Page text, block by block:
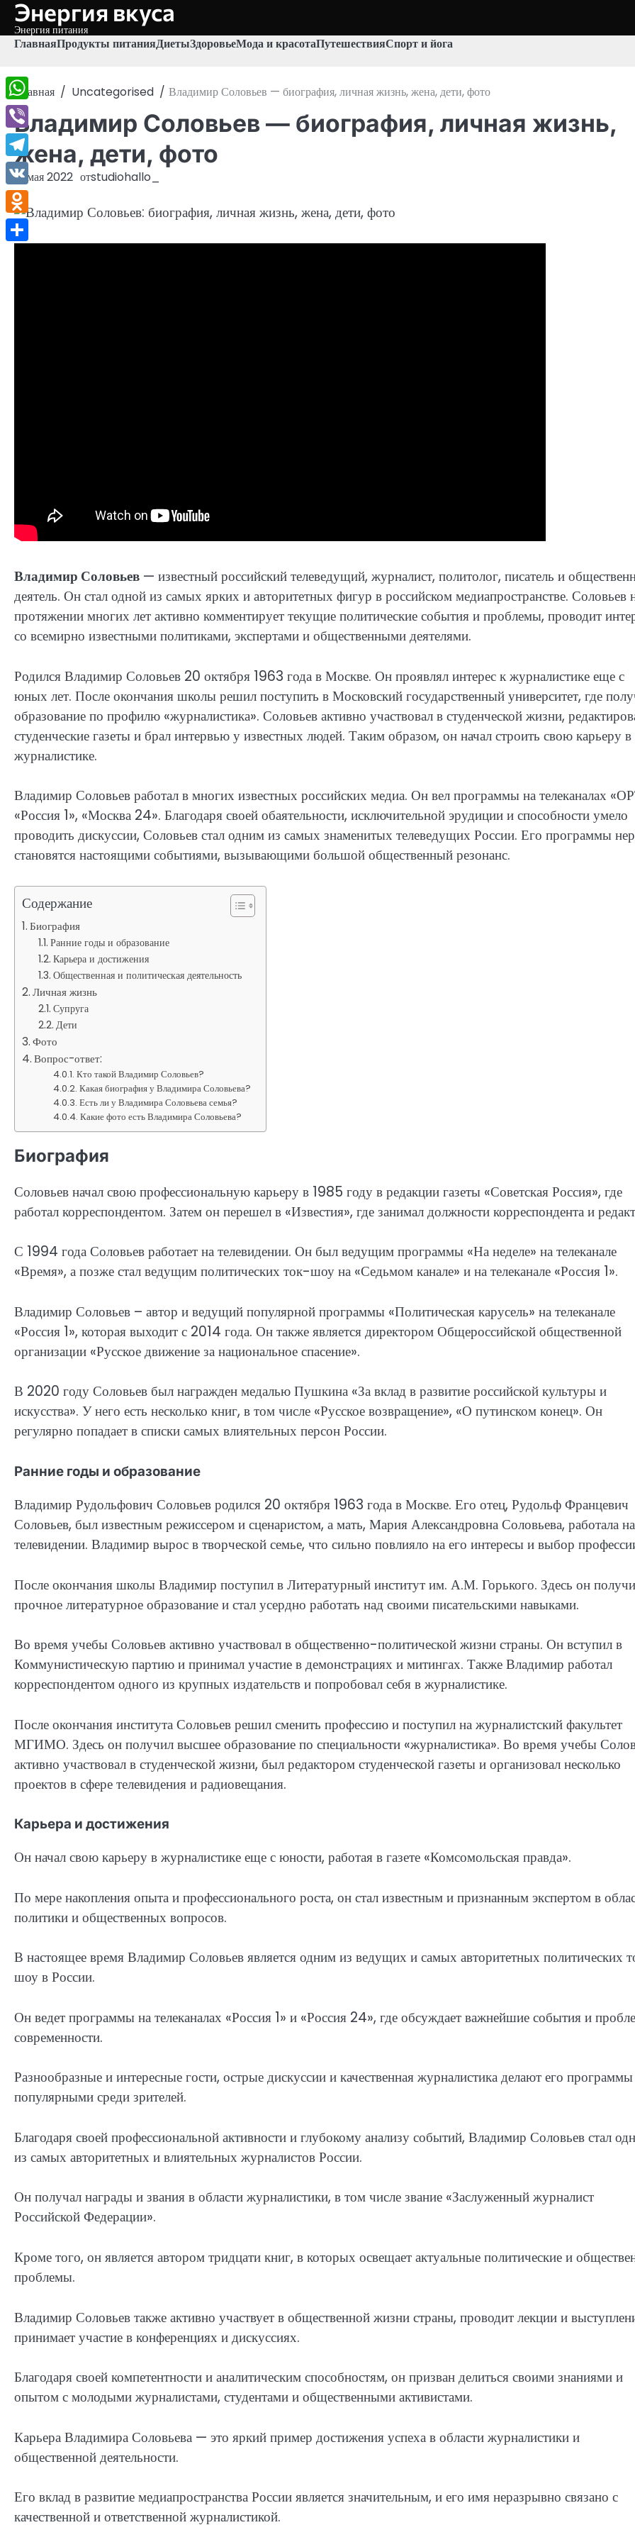
Перейти
содержимому
Энергия вкуса
Энергия питания
ГлавнаяПродукты питанияДиетыЗдоровьеМода и красотаПутешествияСпорт и йога
Главная Uncategorised Владимир Соловьев — биография, личная жизнь, жена, дети, фото
Владимир Соловьев — биография, личная жизнь,
жена, дети, фото
31 мая 2022 отstudiohallo_
Владимир Соловьев — известный российский телеведущий, журналист, политолог, писатель и
деятель. Он стал одной из самых ярких и авторитетных фигур в российском медиапространстве. Соловьев
протяжении многих лет активно комментирует текущие политические события и проблемы, проводит
со всемирно известными политиками, экспертами и общественными деятелями.
Родился Владимир Соловьев 20 октября 1963 года в Москве. Он проявлял интерес к журналистике еще с
юных лет. После окончания школы решил поступить в Московский государственный университет, где
образование по профилю «журналистика». Соловьев активно участвовал в студенческой жизни,
студенческие газеты и брал интервью у известных людей. Таким образом, он начал строить свою карьеру в
журналистике.
Владимир Соловьев работал в многих известных российских медиа. Он вел программы на телеканалах
«Россия 1», «Москва 24». Благодаря своей обаятельности, исключительной эрудиции и способности умело
проводить дискуссии, Соловьев стал одним из самых знаменитых телеведущих России. Его программы
становятся настоящими событиями, вызывающими большой общественный резонанс.
Содержание
Биография
Ранние годы и образование
Карьера и достижения
Общественная и политическая деятельность
Личная жизнь
Супруга
Дети
Фото
Вопрос-ответ:
Кто такой Владимир Соловьев?
Какая биография у Владимира Соловьева?
Есть ли у Владимира Соловьева семья?
Какие фото есть Владимира Соловьева?
Биография
Соловьев начал свою профессиональную карьеру в 1985 году в редакции газеты «Советская Россия», где
работал корреспондентом. Затем он перешел в «Известия», где занимал должности корреспондента и
С 1994 года Соловьев работает на телевидении. Он был ведущим программы «На неделе» на телеканале
«Время», а позже стал ведущим политических ток-шоу на «Седьмом канале» и на телеканале «Россия 1».
Владимир Соловьев – автор и ведущий популярной программы «Политическая карусель» на телеканале
«Россия 1», которая выходит с 2014 года. Он также является директором Общероссийской общественной
организации «Русское движение за национальное спасение».
В 2020 году Соловьев был награжден медалью Пушкина «За вклад в развитие российской культуры и
искусства». У него есть несколько книг, в том числе «Русское возвращение», «О путинском конец». Он
регулярно попадает в списки самых влиятельных персон России.
Ранние годы и образование
Владимир Рудольфович Соловьев родился 20 октября 1963 года в Москве. Его отец, Рудольф Францевич
Соловьев, был известным режиссером и сценаристом, а мать, Мария Александровна Соловьева, работала на
телевидении. Владимир вырос в творческой семье, что сильно повлияло на его интересы и выбор
После окончания школы Владимир поступил в Литературный институт им. А.М. Горького. Здесь он
прочное литературное образование и стал усердно работать над своими писательскими навыками.
Во время учебы Соловьев активно участвовал в общественно-политической жизни страны. Он вступил в
Коммунистическую партию и принимал участие в демонстрациях и митингах. Также Владимир работал
корреспондентом одного из крупных издательств и попробовал себя в журналистике.
После окончания института Соловьев решил сменить профессию и поступил на журналистский факультет
МГИМО. Здесь он получил высшее образование по специальности «журналистика». Во время учебы
активно участвовал в студенческой жизни, был редактором студенческой газеты и организовал несколько
проектов в сфере телевидения и радиовещания.
Карьера и достижения
Он начал свою карьеру в журналистике еще с юности, работая в газете «Комсомольская правда».
По мере накопления опыта и профессионального роста, он стал известным и признанным экспертом в
политики и общественных вопросов.
В настоящее время Владимир Соловьев является одним из ведущих и самых авторитетных политических
шоу в России.
Он ведет программы на телеканалах «Россия 1» и «Россия 24», где обсуждает важнейшие события и
современности.
Разнообразные и интересные гости, острые дискуссии и качественная журналистика делают его программы
популярными среди зрителей.
Благодаря своей профессиональной активности и глубокому анализу событий, Владимир Соловьев стал
из самых авторитетных и влиятельных журналистов России.
Он получал награды и звания в области журналистики, в том числе звание «Заслуженный журналист
Российской Федерации».
Кроме того, он является автором тридцати книг, в которых освещает актуальные политические и
проблемы.
Владимир Соловьев также активно участвует в общественной жизни страны, проводит лекции и
принимает участие в конференциях и дискуссиях.
Благодаря своей компетентности и аналитическим способностям, он призван делиться своими знаниями и
опытом с молодыми журналистами, студентами и общественными активистами.
Карьера Владимира Соловьева — это яркий пример достижения успеха в области журналистики и
общественной деятельности.
Его вклад в развитие медиапространства России является значительным, и его имя неразрывно связано с
качественной и ответственной журналистикой.
WhatsApp
Viber
Telegram
VK
Odnoklassniki